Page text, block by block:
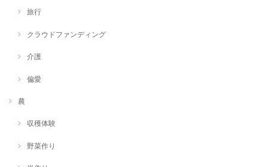
ている世界観を余す事なく表現していただけた上に今後の海外展開も踏
れり尽くせりです。コロナ禍のために実店舗から、ネット販売への移行
います。 有難う御座います。
旅行
クラウドファンディング
介護
偏愛
農
収穫体験
野菜作り